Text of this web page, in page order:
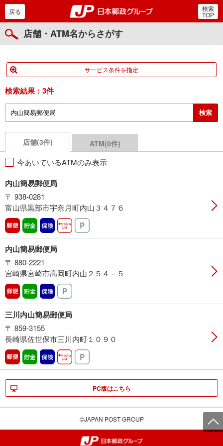
郵便局・日本郵政グルー
戻る 検索
TOP
店舗・ATM名からさがす
サービス条件を指定
検索結果： 3件
店舗(3件) ATM(0件)
今あいているATMのみ表示
内山簡易郵便局
〒 938-0281
富山県黒部市宇奈月町内山３４７６
郵便 貯金 保険 キャッシュレス
内山簡易郵便局
〒 880-2221
宮崎県宮崎市高岡町内山２５４－５
郵便 貯金 保険
三川内山簡易郵便局
〒 859-3155
長崎県佐世保市三川内町１０９０
郵便 貯金 保険 キャッシュレス
PC版はこちら
©JAPAN POST GROUP